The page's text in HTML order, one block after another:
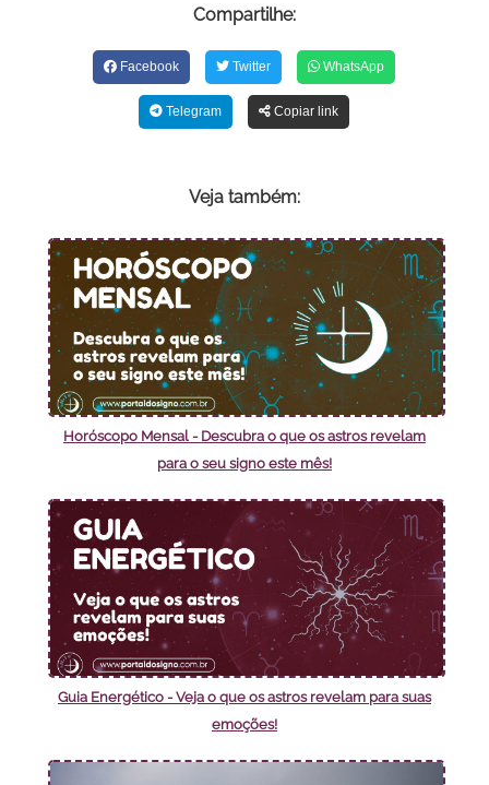
Compartilhe:
Facebook Twitter WhatsApp
Telegram Copiar link
Veja também:
Horóscopo Mensal - Descubra o que os astros revelam
para o seu signo este mês!
Guia Energético - Veja o que os astros revelam para suas
emoções!